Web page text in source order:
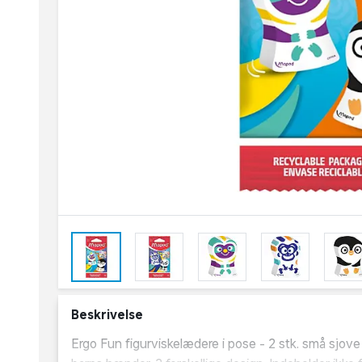
Beskrivelse
Ergo Fun figurviskelædere i pose - 2 stk. små